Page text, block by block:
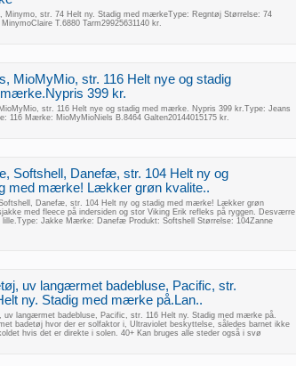
Minymo, str. 74 Helt ny. Stadig med mærkeType: Regntøj Størrelse: 74
T.6880 Tarm29925631140 kr.
MioMyMio, str. 116 Helt nye og stadig
399 kr.
str. 116 Helt nye og stadig med mærke. Nypris 399 kr.Type: Jeans
116 Mærke: MioMyMioNiels B.8464 Galten20144015175 kr.
Softshell, Danefæ, str. 104 Helt ny og
med mærke! Lækker grøn kvalite..
Danefæ, str. 104 Helt ny og stadig med mærke! Lækker grøn
med fleece på indersiden og stor Viking Erik refleks på ryggen. Desværre
lille.Type: Jakke Mærke: Danefæ Produkt: Softshell Størrelse: 104Zanne
uv langærmet badebluse, Pacific, str.
ny. Stadig med mærke på.Lan..
uv langærmet badebluse, Pacific, str. 116 Helt ny. Stadig med mærke på.
badetøj hvor der er solfaktor i, Ultraviolet beskyttelse, således barnet ikke
hvis det er direkte i solen. 40+ Kan bruges alle steder også i svø